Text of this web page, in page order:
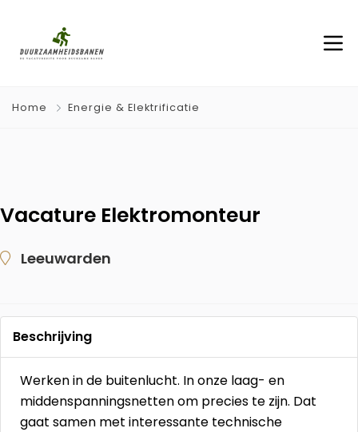
Home Energie & Elektrificatie
Vacature Elektromonteur
Leeuwarden
Beschrijving
Werken in de buitenlucht. In onze laag- en
middenspanningsnetten om precies te zijn. Dat
gaat samen met interessante technische